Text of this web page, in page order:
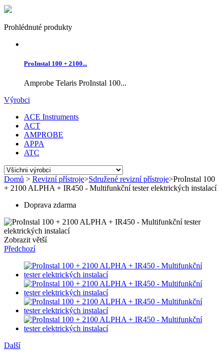
Prohlédnuté produkty
ProInstal 100 + 2100...
Amprobe Telaris ProInstal 100...
Výrobci
ACE Instruments
ACT
AMPROBE
APPA
ATC
Domů > Revizní přístroje>Sdružené revizní přístroje>ProInstal 100
+ 2100 ALPHA + IR450 - Multifunkční tester elektrických instalací
Doprava zdarma
Zobrazit větší
Předchozí
Další